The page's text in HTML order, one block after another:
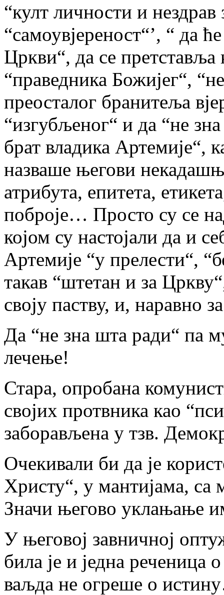
“култ личности и
“самоувјереност“’, “ да
Цркви“, да се претставља
“праведника Божијег“,
преосталог бранитеља
“изгубљеног“ и да “не
брат владика Артемије“,
назваше његови
атрибута, епитета,
поброје… Просто су се
којом су настојали да и
Артемије “у прелести“,
такав “штетан и за
своју паству, и, наравно
Да “не зна шта ради“ па
лечење!
Стара, опробана
својих протвника као
заборављена у тзв.
Очекивали би да је
Христу“, у мантијама, са
Значи његово уклањање
У његовој завничној
била је и једна
ваљда не огреше о